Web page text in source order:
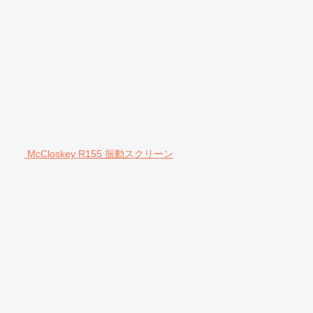
McCloskey R155 振動スクリーン